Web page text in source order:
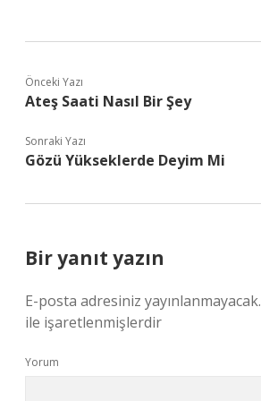
Önceki Yazı
Ateş Saati Nasıl Bir Şey
Sonraki Yazı
Gözü Yükseklerde Deyim Mi
Bir yanıt yazın
E-posta adresiniz yayınlanmayacak.
ile işaretlenmişlerdir
Yorum